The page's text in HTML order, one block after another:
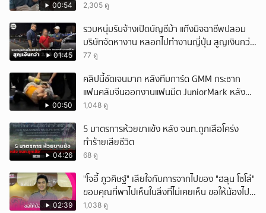
00:54 2,305 ดู
01:45
รวบหนุ่มรับจ้างเปิดบัญชีม้า แก๊งมิจฉาชีพปลอม
บริษัทจัดหางาน หลอกไปทำงานญี่ปุ่น สูญเงินกว่า
2.96 แสนบาท
77 ดู
00:50
คลิปนี้ชัดเจนมาก หลังทีมการ์ด GMM กระชาก
แฟนคลับจีนออกงานแฟนมีต JuniorMark หลัง
ฝ่าฝืนกติกาจองคิว
1,048 ดู
04:26
5 มาตรการห้วยขาแข้ง หลัง จนท.ถูกเสือโคร่ง
ทำร้ายเสียชีวิต
68 ดู
02:39
"โจอี้ ภูวศิษฐ์" เสียใจกับการจากไปของ "ฮลุน โซโล่"
ขอบคุณที่พาไปเห็นในสิ่งที่ไม่เคยเห็น ขอให้น้องไปสู่
สุคติ
1,038 ดู